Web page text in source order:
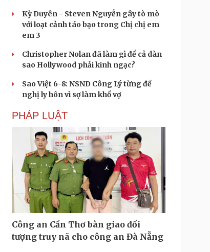
Kỳ Duyên - Steven Nguyễn gây tò mò
với loạt cảnh táo bạo trong Chị chị em
em 3
Christopher Nolan đã làm gì để cả dàn
sao Hollywood phải kinh ngạc?
Sao Việt 6-8: NSND Công Lý từng đề
nghị ly hôn vì sợ làm khổ vợ
PHÁP LUẬT
Công an Cần Thơ bàn giao đối
tượng truy nã cho công an Đà Nẵng